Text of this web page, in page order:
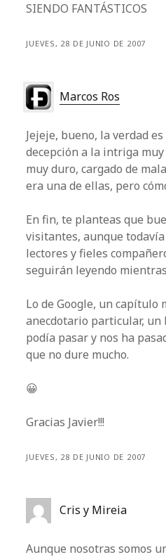
SIENDO FANTÁSTICOS
JUEVES, 28 DE JUNIO DE 2007
Marcos Ros
Jejeje, bueno, la verdad
decepción a la intriga
muy duro, cargado de
era una de ellas, pero
En fin, te planteas que
visitantes, aunque
lectores y fieles
seguirán leyendo
Lo de Google, un capítulo
anecdotario particular, un
podía pasar y nos ha
que no dure mucho.
😀
Gracias Javier!!!
JUEVES, 28 DE JUNIO DE 2007
Cris y Mireia
Aunque nosotras somos